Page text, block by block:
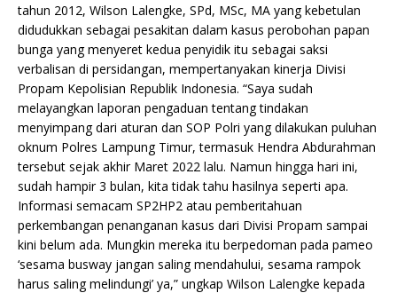
tahun 2012, Wilson Lalengke, SPd, MSc, MA yang kebetulan
didudukkan sebagai pesakitan dalam kasus perobohan papan
bunga yang menyeret kedua penyidik itu sebagai saksi
verbalisan di persidangan, mempertanyakan kinerja Divisi
Propam Kepolisian Republik Indonesia. “Saya sudah
melayangkan laporan pengaduan tentang tindakan
menyimpang dari aturan dan SOP Polri yang dilakukan puluhan
oknum Polres Lampung Timur, termasuk Hendra Abdurahman
tersebut sejak akhir Maret 2022 lalu. Namun hingga hari ini,
sudah hampir 3 bulan, kita tidak tahu hasilnya seperti apa.
Informasi semacam SP2HP2 atau pemberitahuan
perkembangan penanganan kasus dari Divisi Propam sampai
kini belum ada. Mungkin mereka itu berpedoman pada pameo
‘sesama busway jangan saling mendahului, sesama rampok
harus saling melindungi’ ya,” ungkap Wilson Lalengke kepada